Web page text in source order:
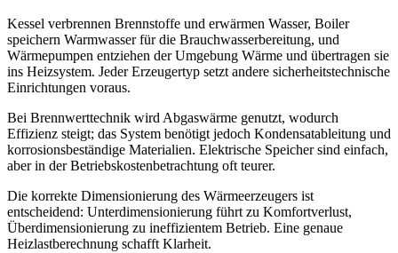
Kessel verbrennen Brennstoffe und erwärmen Wasser, Boiler
speichern Warmwasser für die Brauchwasserbereitung, und
Wärmepumpen entziehen der Umgebung Wärme und übertragen sie
ins Heizsystem. Jeder Erzeugertyp setzt andere sicherheitstechnische
Einrichtungen voraus.
Bei Brennwerttechnik wird Abgaswärme genutzt, wodurch
Effizienz steigt; das System benötigt jedoch Kondensatableitung und
korrosionsbeständige Materialien. Elektrische Speicher sind einfach,
aber in der Betriebskostenbetrachtung oft teurer.
Die korrekte Dimensionierung des Wärmeerzeugers ist
entscheidend: Unterdimensionierung führt zu Komfortverlust,
Überdimensionierung zu ineffizientem Betrieb. Eine genaue
Heizlastberechnung schafft Klarheit.